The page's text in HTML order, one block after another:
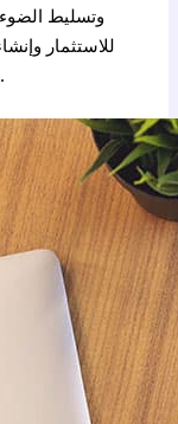
وتسليط
للاستثمار
تفاصيل الأسعار التي قد تتغير مع مرور الوقت.